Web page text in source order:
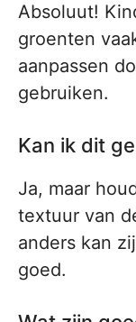
Absoluut!
groenten
aanpassen
gebruiken.
Kan ik dit
Ja, maar
textuur van
anders kan
goed.